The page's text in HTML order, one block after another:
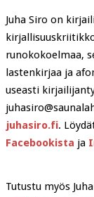
Juha Siro on
runokokoelmaa,
lastenkirjaa ja
useasti
juhasiro.fi.
Facebookista ja
Tutustu myös